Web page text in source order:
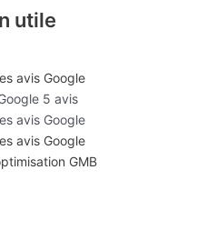
utile
avis Google
5 avis
avis Google
avis Google
GMB